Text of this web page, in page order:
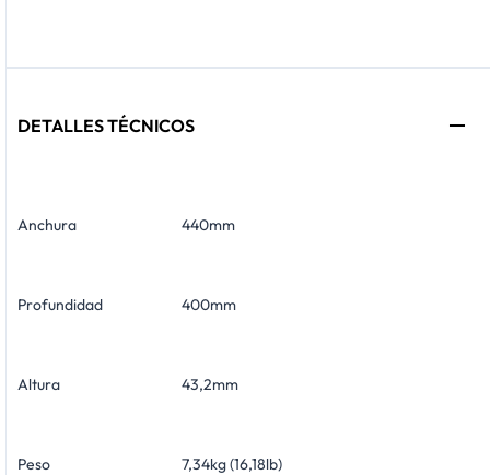
DETALLES TÉCNICOS
Anchura 440mm
Profundidad 400mm
Altura 43,2mm
Peso 7,34kg (16,18lb)